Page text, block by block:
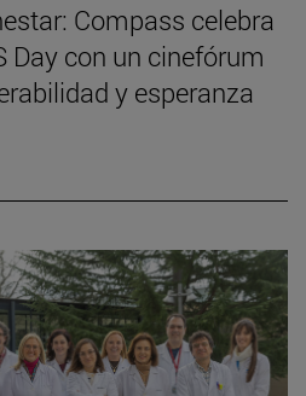
Compass celebra
Day con un cinefórum
y esperanza